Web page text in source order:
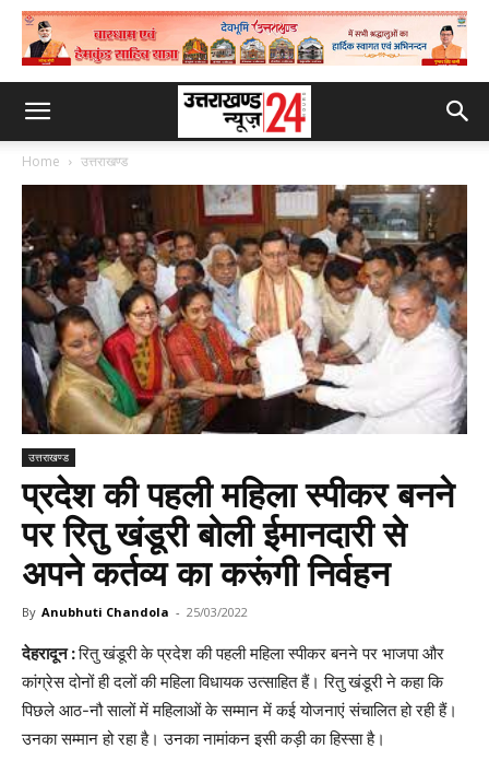
Home उत्तराखण्ड
उत्तराखण्ड
प्रदेश की पहली महिला स्पीकर बनने
पर रितु खंडूरी बोली ईमानदारी से
अपने कर्तव्य का करूंगी निर्वहन
By Anubhuti Chandola - 25/03/2022
देहरादून :रितु खंडूरी के प्रदेश की पहली महिला स्पीकर बनने पर भाजपा और
कांग्रेस दोनों ही दलों की महिला विधायक उत्साहित हैं। रितु खंडूरी ने कहा कि
पिछले आठ-नौ सालों में महिलाओं के सम्मान में कई योजनाएं संचालित हो रही हैं।
उनका सम्मान हो रहा है। उनका नामांकन इसी कड़ी का हिस्सा है।